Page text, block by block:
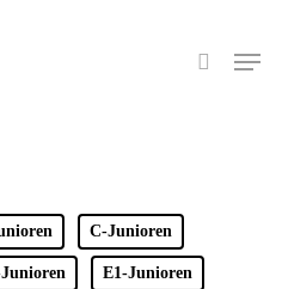
search
Menu
C-Junioren
E1-Junioren